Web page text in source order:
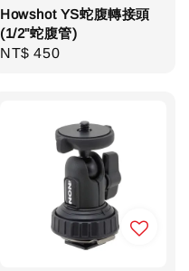
Howshot YS蛇腹轉接頭
(1/2"蛇腹管)
Regular
NT$ 450